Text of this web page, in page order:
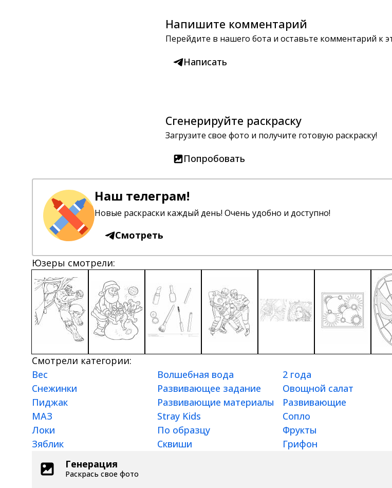
Напишите комментарий
Перейдите в нашего бота и оставьте комментарий к
Написать
Сгенерируйте раскраску
Загрузите свое фото и получите готовую раскраску!
Попробовать
Наш телеграм!
Новые раскраски каждый день! Очень удобно и доступно!
Смотреть
Юзеры смотрели:
Смотрели категории:
Вес
Волшебная вода 2 года
Снежинки
Развивающее задание Овощной салат
Пиджак
Развивающие материалы Развивающие
МАЗ
Stray Kids Сопло
Локи
По образцу Фрукты
Зяблик
Сквиши Грифон
Генерация
Раскрась свое фото